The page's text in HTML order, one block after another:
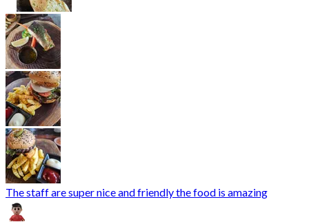
The staff are super nice and friendly the food is amazing